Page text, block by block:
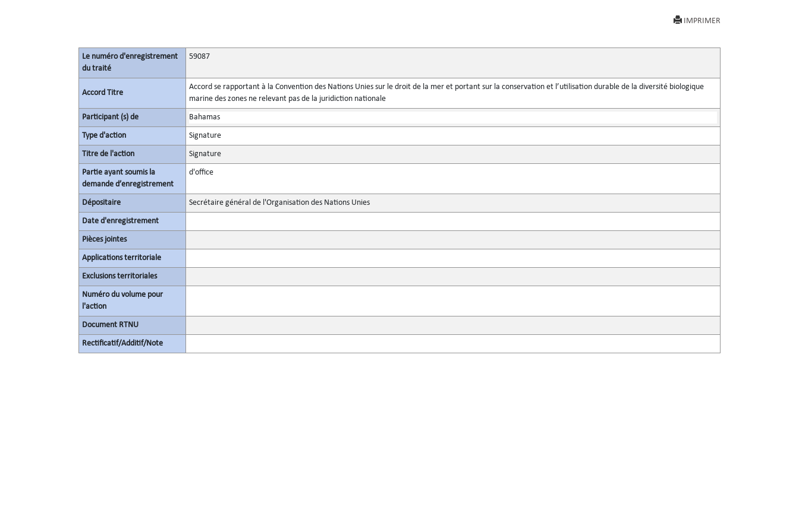
IMPRIMER
Le numéro d'enregistrement
du traité
59087
Accord Titre
Accord se rapportant à la Convention des Nations Unies sur le droit de la mer et portant sur la conservation et l’utilisation durable de la diversité biologique
marine des zones ne relevant pas de la juridiction nationale
Participant (s) de Bahamas
Type d'action Signature
Titre de l'action Signature
Partie ayant soumis la
demande d’enregistrement
d'office
Dépositaire Secrétaire général de l'Organisation des Nations Unies
Date d'enregistrement
Pièces jointes
Applications territoriale
Exclusions territoriales
Numéro du volume pour
l'action
Document RTNU
Rectificatif/Additif/Note